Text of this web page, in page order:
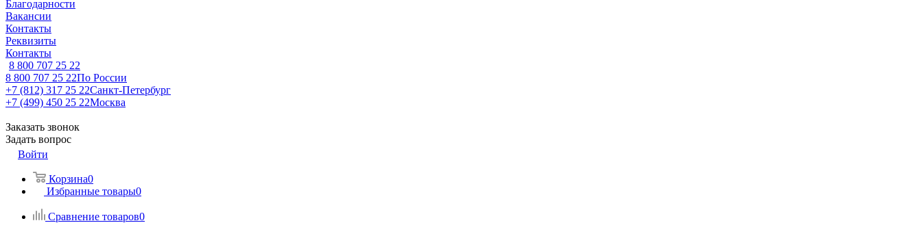
Благодарности
Вакансии
Контакты
Реквизиты
Контакты
8 800 707 25 22
8 800 707 25 22По России
+7 (812) 317 25 22Санкт-Петербург
+7 (499) 450 25 22Москва
Заказать звонок
Задать вопрос
Войти
Корзина0
Избранные товары0
Сравнение товаров0